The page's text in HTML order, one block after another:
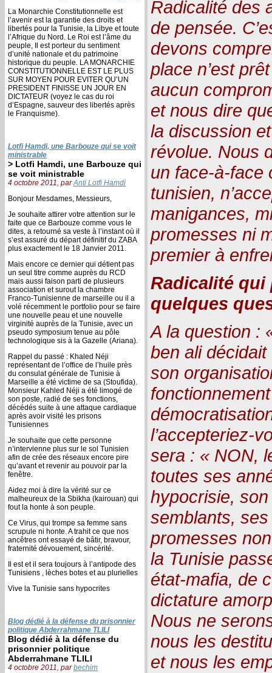
La Monarchie Constitutionnelle est
l’avenir est la garantie des droits et
libertés pour la Tunisie, la Libye et toute
l’Afrique du Nord. Le Roi est l’âme du
peuple, Il est porteur du sentiment
d’unité nationale et du patrimoine
historique du peuple. LA MONARCHIE
CONSTITUTIONNELLE EST LE PLUS
SUR MOYEN POUR EVITER QU’UN
PRESIDENT FINISSE UN JOUR EN
DICTATEUR (voyez le cas du roi
d’Espagne, sauveur des libertés après
le Franquisme).
Lotfi Hamdi, une Barbouze qui se voit
ministrable
> Lotfi Hamdi, une Barbouze qui
se voit ministrable
4 octobre 2011, parAnti Lotfi Hamdi
Bonjour Mesdames, Messieurs,
Je souhaite attirer votre attention sur le
faite que ce Barbouze comme vous le
dites, a retourné sa veste à l’instant où il
s’est assuré du départ définitif du ZABA
plus exactement le 18 Janvier 2011.
Mais encore ce dernier qui détient pas
un seul titre comme auprès du RCD
mais aussi faison parti de plusieurs
association et surout la chambre
Franco-Tunisienne de marseille ou il a
volé récemment le portfolio pour se faire
une nouvelle peau et une nouvelle
virginité auprès de la Tunisie, avec un
pseudo symposium tenue au pôle
technologique sis à la Gazelle (Ariana).
Rappel du passé : Khaled Néji
représentant de l’office de l’huile près
du consulat générale de Tunisie à
Marseille a été victime de sa (Stoufida).
Monsieur Kahled Néji a été limogé de
son poste, radié de ses fonctions,
décédés suite à une attaque cardiaque
après avoir visité les prisons
Tunisiennes
Je souhaite que cette personne
n’intervienne plus sur le sol Tunisien
afin de crée des réseaux encore pire
qu’avant et revenir au pouvoir par la
fenêtre.
Aidez moi à dire la vérité sur ce
malheureux de la Sbikha (kairouan) qui
fout la honte à son peuple.
Ce Virus, qui trompe sa femme sans
scrupule ni honte. A trahit ce que nos
ancêtres ont essayé de bâtir, bravour,
fraternité dévouement, sincérité.
Il est et il sera toujours à l’antipode des
Tunisiens , lèches botes et au plurielles
Vive la Tunisie sans hypocrites
Blog dédié à la défense du prisonnier
politique Abderrahmane TLILI
Blog dédié à la défense du
prisonnier politique
Abderrahmane TLILI
4 octobre 2011, parbechim
Radicalité des
de pensée.
devons
place n’est
aucun
et nous dire
la discussion
révolue. Nous
un face-à-face
tunisien,
manigances,
promesses ni
premier à
Radicalité qui
quelques
A la question :
ben ali
son
l’accepteriez-
sera : « NON,
toutes ses
hypocrisie,
semblants,
promesses
la Tunisie
état-mafia, de
dictature
Nous ne
nous les
et nous les